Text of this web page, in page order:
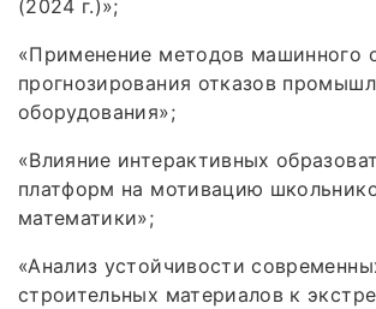
(2024 г.)»;
«Применение методов машинного
прогнозирования отказов
оборудования»;
«Влияние интерактивных
платформ на мотивацию
математики»;
«Анализ устойчивости
строительных материалов к